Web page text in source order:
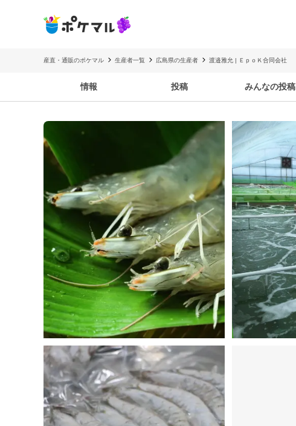
産直・通販のポケマル 生産者一覧 広島県の生産者 渡邉雅允 | ＥｐｏＫ合同会社
情報 投稿 みんなの投稿